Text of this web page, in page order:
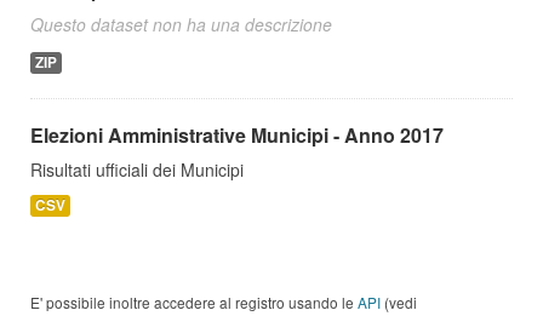
Questo dataset non ha una descrizione
ZIP
Elezioni Amministrative Municipi - Anno 2017
Risultati ufficiali dei Municipi
CSV
E' possibile inoltre accedere al registro usando le API (vedi